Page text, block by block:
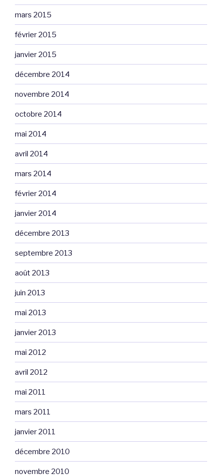
mars 2015
février 2015
janvier 2015
décembre 2014
novembre 2014
octobre 2014
mai 2014
avril 2014
mars 2014
février 2014
janvier 2014
décembre 2013
septembre 2013
août 2013
juin 2013
mai 2013
janvier 2013
mai 2012
avril 2012
mai 2011
mars 2011
janvier 2011
décembre 2010
novembre 2010